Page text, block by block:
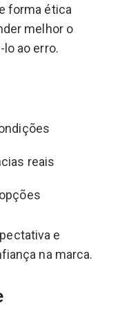
forma ética
melhor o
ao erro.
reais
e
na marca.